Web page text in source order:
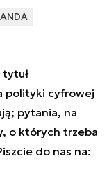
tytuł
polityki cyfrowej
pytania, na
o których trzeba
do nas na: